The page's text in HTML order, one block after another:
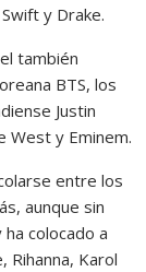
y Drake.
también
BTS, los
Justin
West y Eminem.
entre los
aunque sin
ha colocado a
Rihanna, Karol